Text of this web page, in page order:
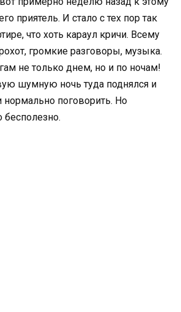
приятель. И стало с тех пор так
что хоть караул кричи. Всему
громкие разговоры, музыка.
не только днем, но и по ночам!
шумную ночь туда поднялся и
нормально поговорить. Но
бесполезно.